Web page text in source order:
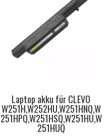
Laptop akku für CLEVO
W251H,W252HU,W251HNQ,W
251HPQ,W251HSQ,W251HU,W
251HUQ